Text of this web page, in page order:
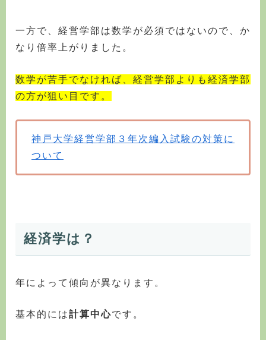
一方で、経営学部は数学が必須ではないので、か
なり倍率上がりました。
数学が苦手でなければ、経営学部よりも経済学部
の方が狙い目です。
神戸大学経営学部３年次編入試験の対策に
ついて
経済学は？
年によって傾向が異なります。
基本的には計算中心です。